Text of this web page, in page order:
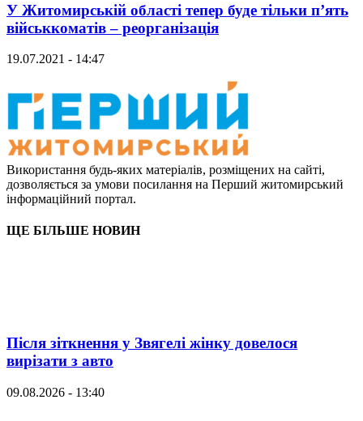
У Житомирській області тепер буде тільки п’ять
військкоматів – реорганізація
19.07.2021 - 14:47
Використання будь-яких матеріалів, розміщених на сайті,
дозволяється за умови посилання на Перший житомирський
інформаційний портал.
ЩЕ БІЛЬШЕ НОВИН
Після зіткнення у Звягелі жінку довелося
вирізати з авто
09.08.2026 - 13:40